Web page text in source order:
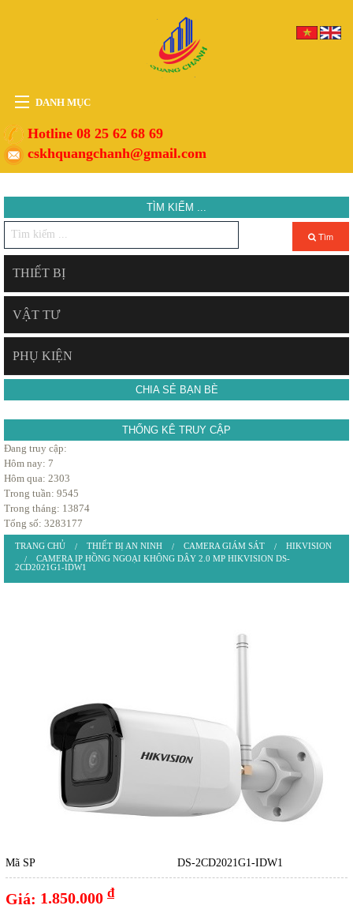
DANH MỤC
HOME
THIẾT BỊ
DỊCH VỤ
Hotline 08 25 62 68 69
cskhquangchanh@gmail.com
TÌM KIẾM ...
Tìm
THIẾT BỊ
VẬT TƯ
PHỤ KIỆN
CHIA SẺ BẠN BÈ
THỐNG KÊ TRUY CẬP
Đang truy cập:
Hôm nay: 7
Hôm qua: 2303
Trong tuần: 9545
Trong tháng: 13874
Tổng số: 3283177
TRANG CHỦ THIẾT BỊ AN NINH CAMERA GIÁM SÁT
HIKVISION
CAMERA IP HỒNG NGOẠI KHÔNG DÂY 2.0 MP HIKVISION DS-
2CD2021G1-IDW1
Mã SP DS-2CD2021G1-IDW1
Giá: 1.850.000 đ